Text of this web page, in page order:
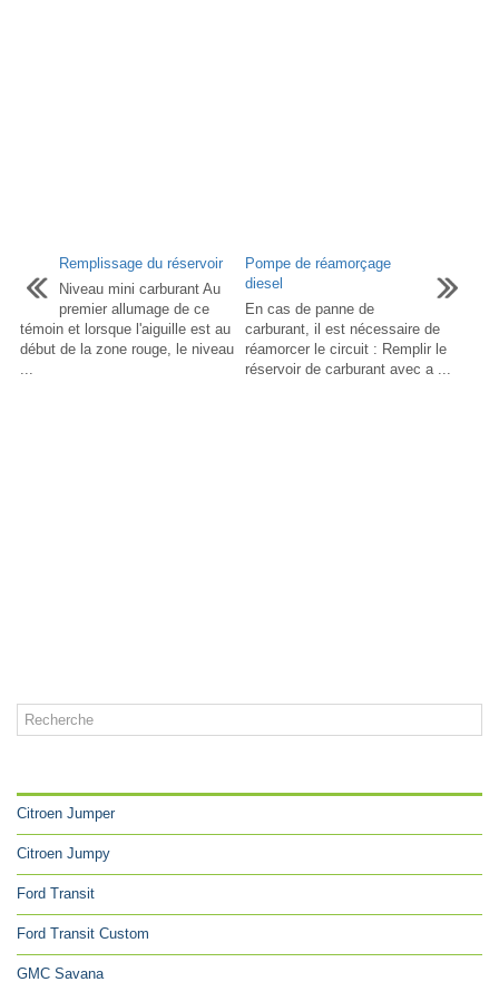
Remplissage du réservoir
Niveau mini carburant Au
premier allumage de ce
témoin et lorsque l'aiguille est au
début de la zone rouge, le niveau
...
Pompe de réamorçage
diesel
En cas de panne de
carburant, il est nécessaire de
réamorcer le circuit : Remplir le
réservoir de carburant avec a ...
Citroen Jumper
Citroen Jumpy
Ford Transit
Ford Transit Custom
GMC Savana